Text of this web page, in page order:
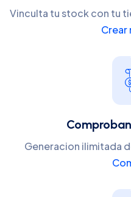
Vinculta tu stock con tu
Crear
Generacion ilimitada